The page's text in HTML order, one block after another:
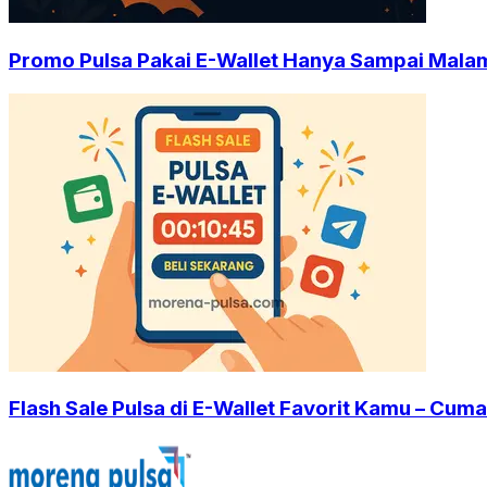
Promo Pulsa Pakai E-Wallet Hanya Sampai
Flash Sale Pulsa di E-Wallet Favorit Kamu –